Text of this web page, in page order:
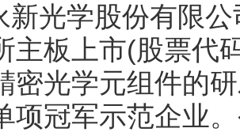
新光学股份有限
主板上市(股票代
密光学元组件的
项冠军示范企业